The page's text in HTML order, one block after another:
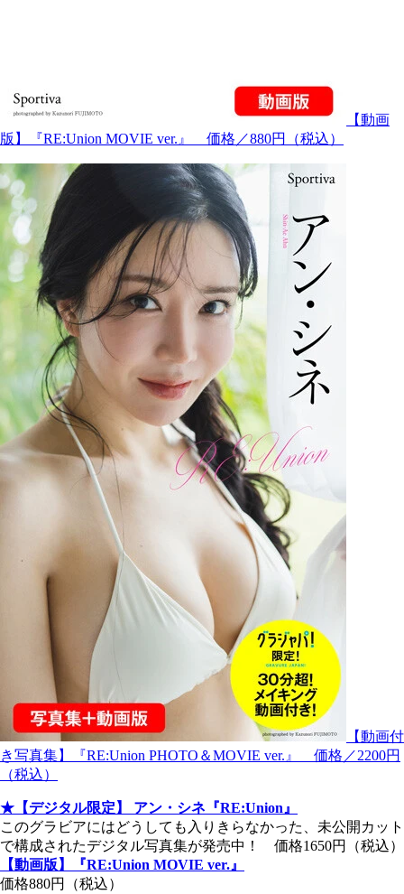
【動画
版】『RE:Union MOVIE ver.』 価格／880円（税込）
【動画付
き写真集】『RE:Union PHOTO＆MOVIE ver.』 価格／2200円
（税込）
★【デジタル限定】 アン・シネ『RE:Union』
このグラビアにはどうしても入りきらなかった、未公開カット
で構成されたデジタル写真集が発売中！ 価格1650円（税込）
【動画版】『RE:Union MOVIE ver.』
価格880円（税込）